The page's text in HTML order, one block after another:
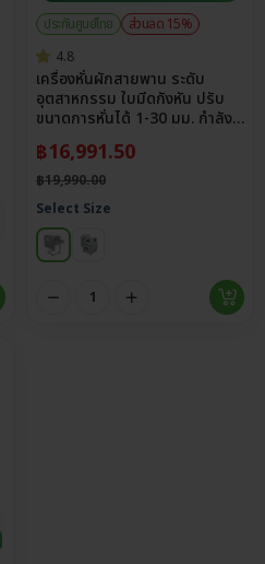
ประกันศูนย์ไทย
ส่วนลด 15%
4.8
เครื่องหั่นผักสายพาน ระดับ
อุตสาหกรรม ใบมีดกังหัน ปรับ
ขนาดการหั่นได้ 1-30 มม. กำลัง
฿16,991.50
฿19,990.00
Select Size